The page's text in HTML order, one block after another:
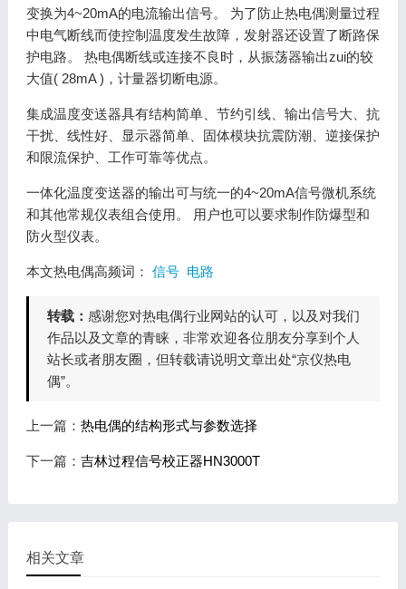
变换为4~20mA的电流输出信号。 为了防止热电偶测量过程
中电气断线而使控制温度发生故障，发射器还设置了断路保
护电路。 热电偶断线或连接不良时，从振荡器输出zui的较
大值( 28mA )，计量器切断电源。
集成温度变送器具有结构简单、节约引线、输出信号大、抗
干扰、线性好、显示器简单、固体模块抗震防潮、逆接保护
和限流保护、工作可靠等优点。
一体化温度变送器的输出可与统一的4~20mA信号微机系统
和其他常规仪表组合使用。 用户也可以要求制作防爆型和
防火型仪表。
本文热电偶高频词： 信号 电路
转载： 感谢您对热电偶行业网站的认可，以及对我们
作品以及文章的青睐，非常欢迎各位朋友分享到个人
站长或者朋友圈，但转载请说明文章出处“京仪热电
偶”。
上一篇： 热电偶的结构形式与参数选择
下一篇： 吉林过程信号校正器HN3000T
相关文章